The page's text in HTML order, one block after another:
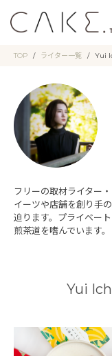
TOP ライター一覧 Yui
フリーの取材ライター
イーツや店舗を創り手
迫ります。プライベー
煎茶道を嗜んでいます。
Yui